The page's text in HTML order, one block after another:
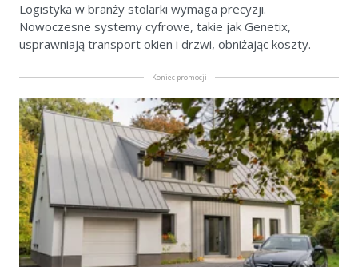
Logistyka w branży stolarki wymaga precyzji.
Nowoczesne systemy cyfrowe, takie jak Genetix,
usprawniają transport okien i drzwi, obniżając koszty.
Koniec promocji